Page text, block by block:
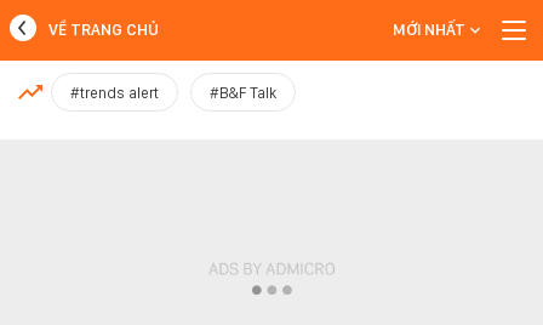
MỚI NHẤT
VỀ TRANG CHỦ MỚI NHẤT
#trends alert #B&F Talk